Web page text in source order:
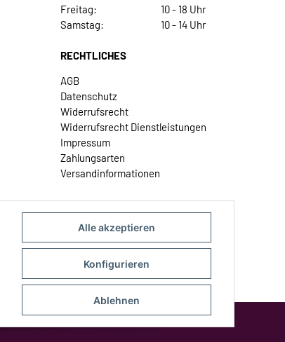
Alle akzeptieren
Konfigurieren
Ablehnen
Freitag:
10 - 18 Uhr
Samstag:
10 - 14 Uhr
RECHTLICHES
AGB
Datenschutz
Widerrufsrecht
Widerrufsrecht Dienstleistungen
Impressum
Zahlungsarten
Versandinformationen